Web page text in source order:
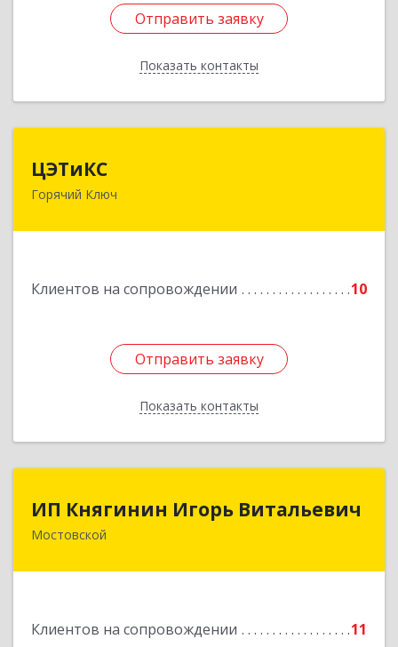
Отправить заявку
Показать контакты
Отправить заявку
Назад
ЦЭТиКС
Горячий Ключ
Клиентов на сопровождении 10
Отправить заявку
Показать контакты
353290, Краснодарский край, Горячий Ключ г,
Отправить заявку
Назад
ИП Княгинин Игорь Витальевич
Мостовской
Клиентов на сопровождении 11
352570, Краснодарский край, Мостовский р-н,